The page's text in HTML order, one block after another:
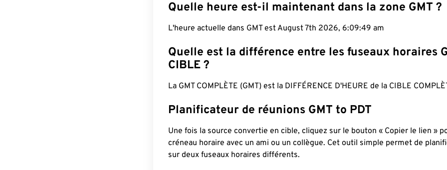
Quelle heure est-il maintenant dans la zone GMT ?
L'heure actuelle dans GMT est August 7th 2026, 6:09:49 am
Quelle est la différence entre les fuseaux horaires
CIBLE ?
La GMT COMPLÈTE (GMT) est la DIFFÉRENCE D'HEURE de la CIBLE
Planificateur de réunions GMT to PDT
Une fois la source convertie en cible, cliquez sur le bouton « Copier le lien »
créneau horaire avec un ami ou un collègue. Cet outil simple permet de
sur deux fuseaux horaires différents.